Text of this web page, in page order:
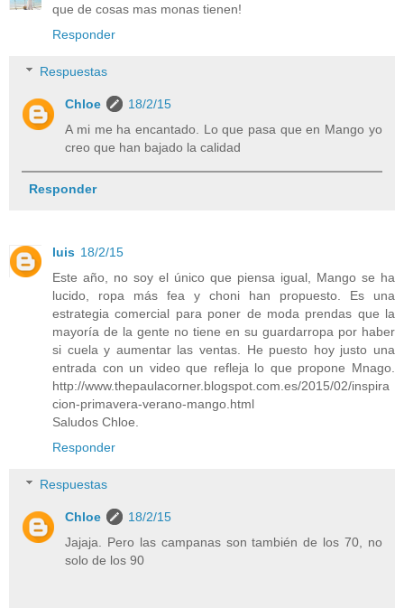
que de cosas mas monas tienen!
Responder
Respuestas
Chloe
18/2/15
A mi me ha encantado. Lo que pasa que en Mango yo
creo que han bajado la calidad
Responder
luis 18/2/15
Este año, no soy el único que piensa igual, Mango se ha
lucido, ropa más fea y choni han propuesto. Es una
estrategia comercial para poner de moda prendas que la
mayoría de la gente no tiene en su guardarropa por haber
si cuela y aumentar las ventas. He puesto hoy justo una
entrada con un video que refleja lo que propone Mnago.
http://www.thepaulacorner.blogspot.com.es/2015/02/inspira
cion-primavera-verano-mango.html
Saludos Chloe.
Responder
Respuestas
Chloe
18/2/15
Jajaja. Pero las campanas son también de los 70, no
solo de los 90